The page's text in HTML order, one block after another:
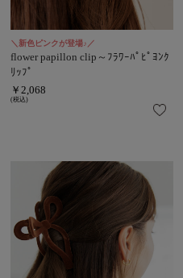
＼新色ピンクが登場♪／
flower papillon clip～ﾌﾗﾜｰﾊﾟﾋﾟﾖﾝｸ
ﾘｯﾌﾟ
￥2,068
(税込)